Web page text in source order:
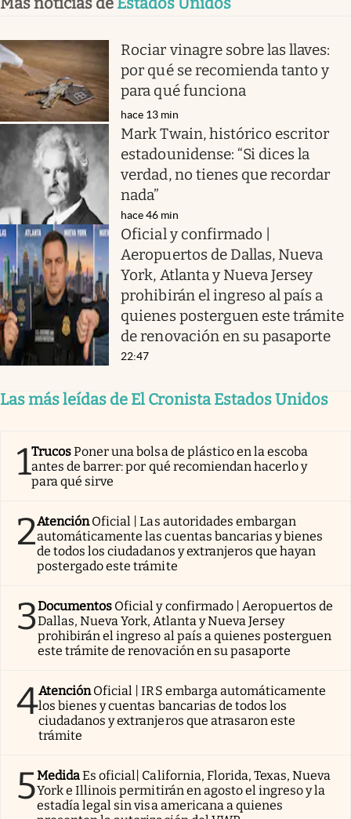
Rociar vinagre sobre las llaves:
por qué se recomienda tanto y
para qué funciona
hace 13 min
Mark Twain, histórico escritor
estadounidense: “Si dices la
verdad, no tienes que recordar
nada”
hace 46 min
Oficial y confirmado |
Aeropuertos de Dallas, Nueva
York, Atlanta y Nueva Jersey
prohibirán el ingreso al país a
quienes posterguen este trámite
de renovación en su pasaporte
22:47
Las más leídas de El Cronista Estados Unidos
1TrucosPoner una bolsa de plástico en la escoba
antes de barrer: por qué recomiendan hacerlo y
para qué sirve
2AtenciónOficial | Las autoridades embargan
automáticamente las cuentas bancarias y bienes
de todos los ciudadanos y extranjeros que hayan
postergado este trámite
3Documentos Oficial y confirmado | Aeropuertos de
Dallas, Nueva York, Atlanta y Nueva Jersey
prohibirán el ingreso al país a quienes posterguen
este trámite de renovación en su pasaporte
4AtenciónOficial | IRS embarga automáticamente
los bienes y cuentas bancarias de todos los
ciudadanos y extranjeros que atrasaron este
trámite
5MedidaEs oficial| California, Florida, Texas, Nueva
York e Illinois permitirán en agosto el ingreso y la
estadía legal sin visa americana a quienes